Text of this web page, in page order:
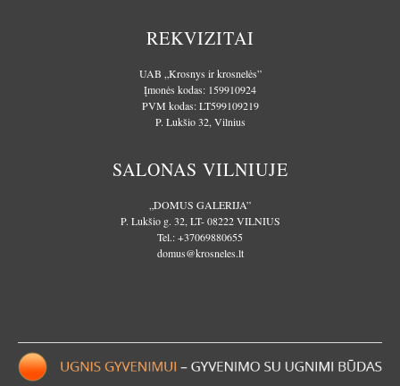
REKVIZITAI
UAB „Krosnys ir krosnelės”
Įmonės kodas: 159910924
PVM kodas: LT599109219
P. Lukšio 32, Vilnius
SALONAS VILNIUJE
„DOMUS GALERIJA”
P. Lukšio g. 32, LT- 08222 VILNIUS
Tel.:+37069880655
domus@krosneles.lt